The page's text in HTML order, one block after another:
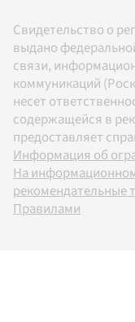
Свидетельство о
выдано
связи,
коммуникаций
несет
содержащейся в
предоставляет
Информация об
На
рекомендательные
Правилами